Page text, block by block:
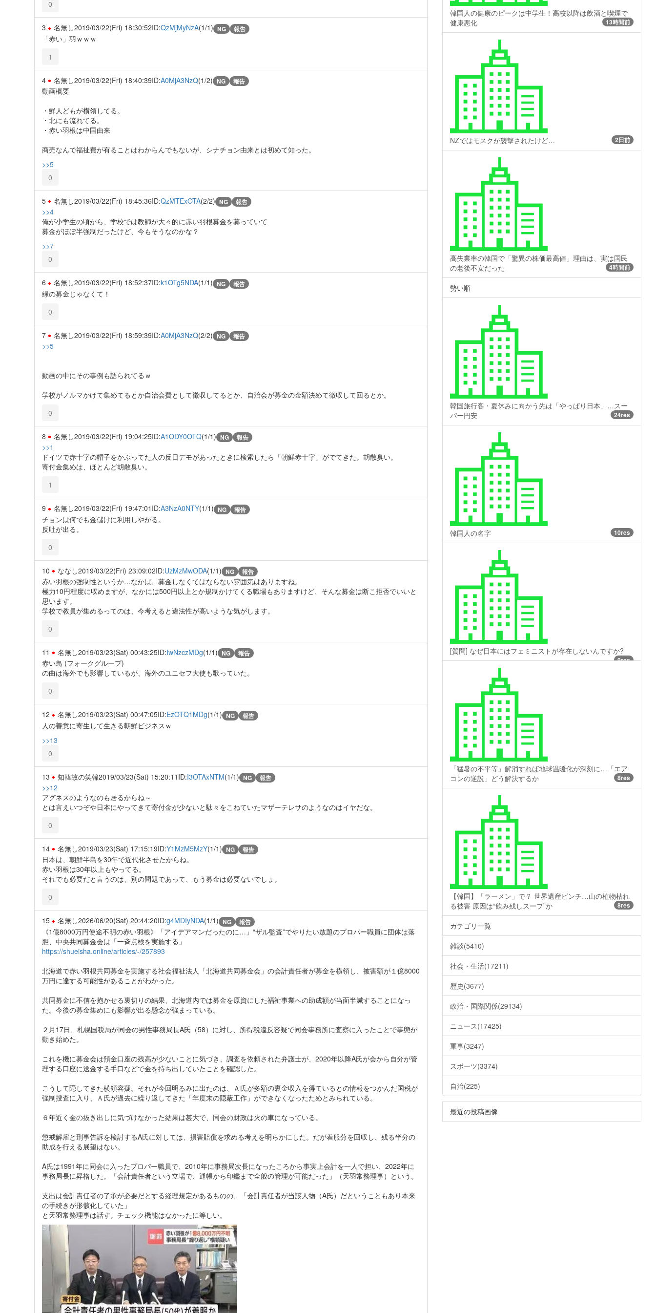
0
3 名無し2019/03/22(Fri) 18:30:52ID:QzMjMyNzA(1/1) NG 報告
「赤い」羽ｗｗｗ
1
4 名無し2019/03/22(Fri) 18:40:39ID:A0MjA3NzQ(1/2) NG 報告
動画概要
・鮮人どもが横領してる。
・北にも流れてる。
・赤い羽根は中国由来
商売なんで福祉費が有ることはわからんでもないが、シナチョン由来とは初めて知った。
>>5
0
5 名無し2019/03/22(Fri) 18:45:36ID:QzMTExOTA(2/2) NG 報告
>>4
俺が小学生の頃から、学校では教師が大々的に赤い羽根募金を募っていて
募金がほぼ半強制だったけど、今もそうなのかな？
>>7
0
6 名無し2019/03/22(Fri) 18:52:37ID:k1OTg5NDA(1/1) NG 報告
緑の募金じゃなくて！
0
7 名無し2019/03/22(Fri) 18:59:39ID:A0MjA3NzQ(2/2) NG 報告
>>5
動画の中にその事例も語られてるｗ
学校がノルマかけて集めてるとか自治会費として徴収してるとか、自治会が募金の金額決めて徴収して回るとか。
0
8 名無し2019/03/22(Fri) 19:04:25ID:A1ODY0OTQ(1/1) NG 報告
>>1
ドイツで赤十字の帽子をかぶってた人の反日デモがあったときに検索したら「朝鮮赤十字」がでてきた。胡散臭い。
寄付金集めは、ほとんど胡散臭い。
1
9 名無し2019/03/22(Fri) 19:47:01 ID:A3NzA0NTY(1/1) NG 報告
チョンは何でも金儲けに利用しやがる。
反吐が出る。
0
10 ななし2019/03/22(Fri) 23:09:02ID:UzMzMwODA(1/1) NG 報告
赤い羽根の強制性というか…なかば、募金しなくてはならない雰囲気はありますね。
極力10円程度に収めますが、なかには500円以上とか規制かけてくる職場もありますけど、そんな募金は断こ拒否でいいと
思います。
学校で教員が集めるってのは、今考えると違法性が高いような気がします。
0
11 名無し2019/03/23(Sat) 00:43:25ID:IwNzczMDg(1/1) NG 報告
赤い鳥 (フォークグループ)
の曲は海外でも影響しているが、海外のユニセフ大使も歌っていた。
0
12 名無し2019/03/23(Sat) 00:47:05ID:EzOTQ1MDg(1/1) NG 報告
人の善意に寄生して生きる朝鮮ビジネスｗ
>>13
0
13 知韓故の笑韓2019/03/23(Sat) 15:20:11 ID:I3OTAxNTM(1/1) NG 報告
>>12
アグネスのようなのも居るからね～
とは言えいつぞや日本にやってきて寄付金が少ないと駄々をこねていたマザーテレサのようなのはイヤだな。
0
14 名無し2019/03/23(Sat) 17:15:19ID:Y1MzM5MzY(1/1) NG 報告
日本は、朝鮮半島を30年で近代化させたからね。
赤い羽根は30年以上もやってる。
それでも必要だと言うのは、別の問題であって、もう募金は必要ないでしょ。
0
15 名無し2026/06/20(Sat) 20:44:20ID:g4MDIyNDA(1/1) NG 報告
《1億8000万円使途不明の赤い羽根》「アイデアマンだったのに…」“ザル監査”でやりたい放題のプロパー職員に団体は落
胆、中央共同募金会は「一斉点検を実施する」
https://shueisha.online/articles/-/257893
北海道で赤い羽根共同募金を実施する社会福祉法人「北海道共同募金会」の会計責任者が募金を横領し、被害額が１億8000
万円に達する可能性があることがわかった。
共同募金に不信を抱かせる裏切りの結果、北海道内では募金を原資にした福祉事業への助成額が当面半減することになっ
た。今後の募金集めにも影響が出る懸念が強まっている。
２月17日、札幌国税局が同会の男性事務局長A氏（58）に対し、所得税違反容疑で同会事務所に査察に入ったことで事態が
動き始めた。
これを機に募金会は預金口座の残高が少ないことに気づき、調査を依頼された弁護士が、2020年以降A氏が会から自分が管
理する口座に送金する手口などで金を持ち出していたことを確認した。
こうして隠してきた横領容疑。それが今回明るみに出たのは、Ａ氏が多額の裏金収入を得ているとの情報をつかんだ国税が
強制捜査に入り、Ａ氏が過去に繰り返してきた「年度末の隠蔽工作」ができなくなったためとみられている。
６年近く金の抜き出しに気づけなかった結果は甚大で、同会の財政は火の車になっている。
懲戒解雇と刑事告訴を検討するA氏に対しては、損害賠償を求める考えを明らかにした。だが着服分を回収し、残る半分の
助成を行える展望はない。
A氏は1991年に同会に入ったプロパー職員で、2010年に事務局次長になったころから事実上会計を一人で担い、2022年に
事務局長に昇格した。「会計責任者という立場で、通帳から印鑑まで全般の管理が可能だった」（天羽常務理事）という。
支出は会計責任者の了承が必要だとする経理規定があるものの、「会計責任者が当該人物（A氏）だということもあり本来
の手続きが形骸化していた」
と天羽常務理事は話す。チェック機能はなかったに等しい。
韓国人の健康のピークは中学生！高校以降は飲酒と喫煙で
健康悪化
13時間前
NZではモスクが襲撃されたけど… 2日前
高失業率の韓国で「驚異の株価最高値」理由は、実は国民
の老後不安だった
4時間前
勢い順
韓国旅行客・夏休みに向かう先は「やっぱり日本」…スー
パー円安
24res
韓国人の名字 10res
[質問] なぜ日本にはフェミニストが存在しないんですか?
9res
「猛暑の不平等」解消すれば地球温暖化が深刻に…「エア
コンの逆説」どう解決するか
8res
【韓国】「ラーメン」で？ 世界遺産ピンチ…山の植物枯れ
る被害 原因は“飲み残しスープ”か
8res
カテゴリ一覧
雑談(5410)
社会・生活(17211)
歴史(3677)
政治・国際関係(29134)
ニュース(17425)
軍事(3247)
スポーツ(3374)
自治(225)
最近の投稿画像